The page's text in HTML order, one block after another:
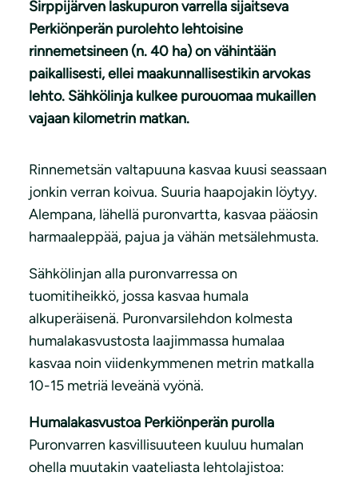
Sirppijärven laskupuron varrella sijaitseva
Perkiönperän purolehto lehtoisine
rinnemetsineen (n. 40 ha) on vähintään
paikallisesti, ellei maakunnallisestikin arvokas
lehto. Sähkölinja kulkee purouomaa mukaillen
vajaan kilometrin matkan.
Rinnemetsän valtapuuna kasvaa kuusi seassaan
jonkin verran koivua. Suuria haapojakin löytyy.
Alempana, lähellä puronvartta, kasvaa pääosin
harmaaleppää, pajua ja vähän metsälehmusta.
Sähkölinjan alla puronvarressa on
tuomitiheikkö, jossa kasvaa humala
alkuperäisenä. Puronvarsilehdon kolmesta
humalakasvustosta laajimmassa humalaa
kasvaa noin viidenkymmenen metrin matkalla
10-15 metriä leveänä vyönä.
Humalakasvustoa Perkiönperän purolla
Puronvarren kasvillisuuteen kuuluu humalan
ohella muutakin vaateliasta lehtolajistoa: